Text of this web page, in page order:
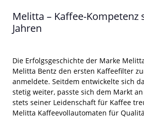
Melitta – Kaffee-Kompetenz
Jahren
Die Erfolgsgeschichte der Marke
Melitta Bentz den ersten Kaffeefilter
anmeldete. Seitdem entwickelte sich
stetig weiter, passte sich dem Markt
stets seiner Leidenschaft für Kaffee
Melitta Kaffeevollautomaten für